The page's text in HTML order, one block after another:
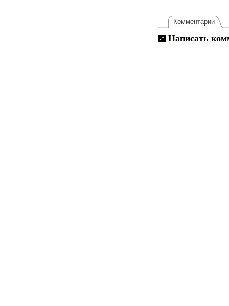
Комментарии
Написать